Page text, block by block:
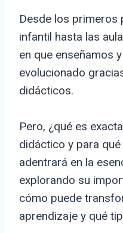
Desde los primeros
infantil hasta las
en que enseñamos
evolucionado
didácticos.
Pero, ¿qué es
didáctico y para
adentrará en la
explorando su
cómo puede
aprendizaje y qué